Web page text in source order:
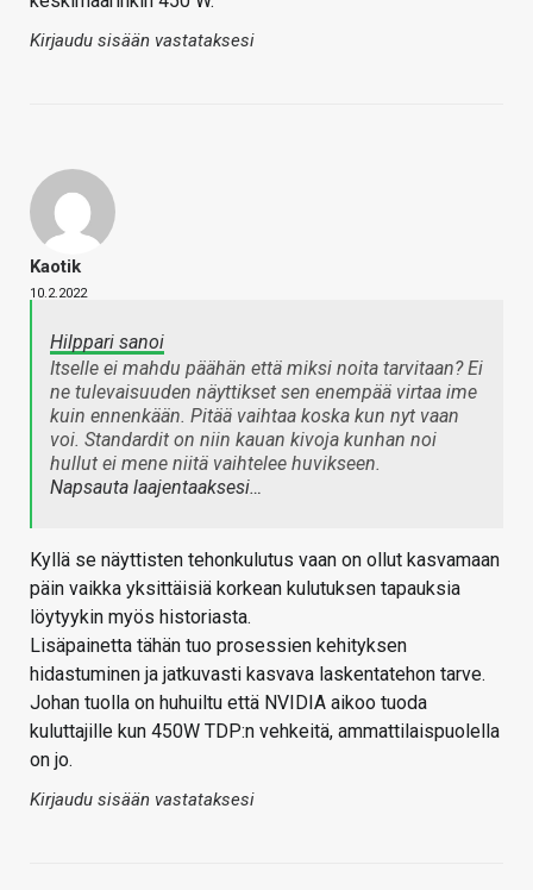
Kirjaudu sisään vastataksesi
Kaotik
10.2.2022
Hilppari sanoi
Itselle ei mahdu päähän että miksi noita tarvitaan? Ei
ne tulevaisuuden näyttikset sen enempää virtaa ime
kuin ennenkään. Pitää vaihtaa koska kun nyt vaan
voi. Standardit on niin kauan kivoja kunhan noi
hullut ei mene niitä vaihtelee huvikseen.
Napsauta laajentaaksesi…
Kyllä se näyttisten tehonkulutus vaan on ollut kasvamaan
päin vaikka yksittäisiä korkean kulutuksen tapauksia
löytyykin myös historiasta.
Lisäpainetta tähän tuo prosessien kehityksen
hidastuminen ja jatkuvasti kasvava laskentatehon tarve.
Johan tuolla on huhuiltu että NVIDIA aikoo tuoda
kuluttajille kun 450W TDP:n vehkeitä, ammattilaispuolella
on jo.
Kirjaudu sisään vastataksesi